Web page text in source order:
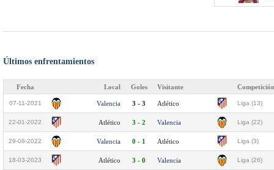
Últimos enfrentamientos
Fecha Local Goles Visitante Competición
07-11-2021 Valencia 3 - 3 Atlético Liga (13)
22-01-2022 Atlético 3 - 2 Valencia Liga (22)
29-08-2022 Valencia 0 - 1 Atlético Liga (3)
18-03-2023 Atlético 3 - 0 Valencia Liga (26)